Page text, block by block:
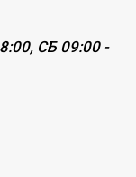
СБ 09:00 -